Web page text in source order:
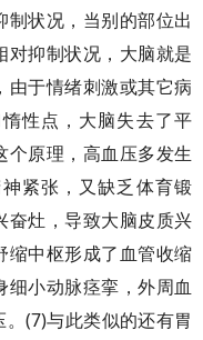
状况，当别的部位出
对抑制状况，大脑就是
由于情绪刺激或其它病
性点，大脑失去了平
个原理，高血压多发生
紧张，又缺乏体育锻
奋灶，导致大脑皮质兴
缩中枢形成了血管收缩
小动脉痉挛，外周血
(7)与此类似的还有胃